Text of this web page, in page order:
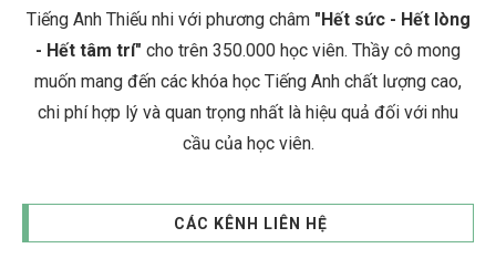
Tiếng Anh Thiếu nhi với phương châm "Hết sức - Hết lòng
- Hết tâm trí" cho trên 350.000 học viên. Thầy cô mong
muốn mang đến các khóa học Tiếng Anh chất lượng cao,
chi phí hợp lý và quan trọng nhất là hiệu quả đối với nhu
cầu của học viên.
CÁC KÊNH LIÊN HỆ